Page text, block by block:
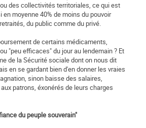
des collectivités territoriales, ce qui est
moyenne 40% de moins du pouvoir
du public comme du privé.
de certains médicaments,
"peu efficaces" du jour au lendemain ? Et
de la Sécurité sociale dont on nous dit
en se gardant bien d'en donner les vraies
sinon baisse des salaires,
patrons, éxonérés de leurs charges
du peuple souverain"